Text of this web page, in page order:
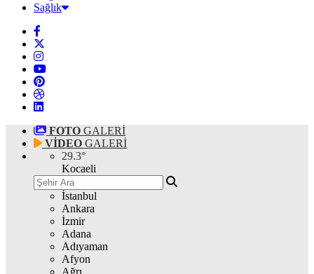
Sağlık
FOTO GALERİ
VİDEO GALERİ
29.3°
Kocaeli
İstanbul
Ankara
İzmir
Adana
Adıyaman
Afyon
Ağrı